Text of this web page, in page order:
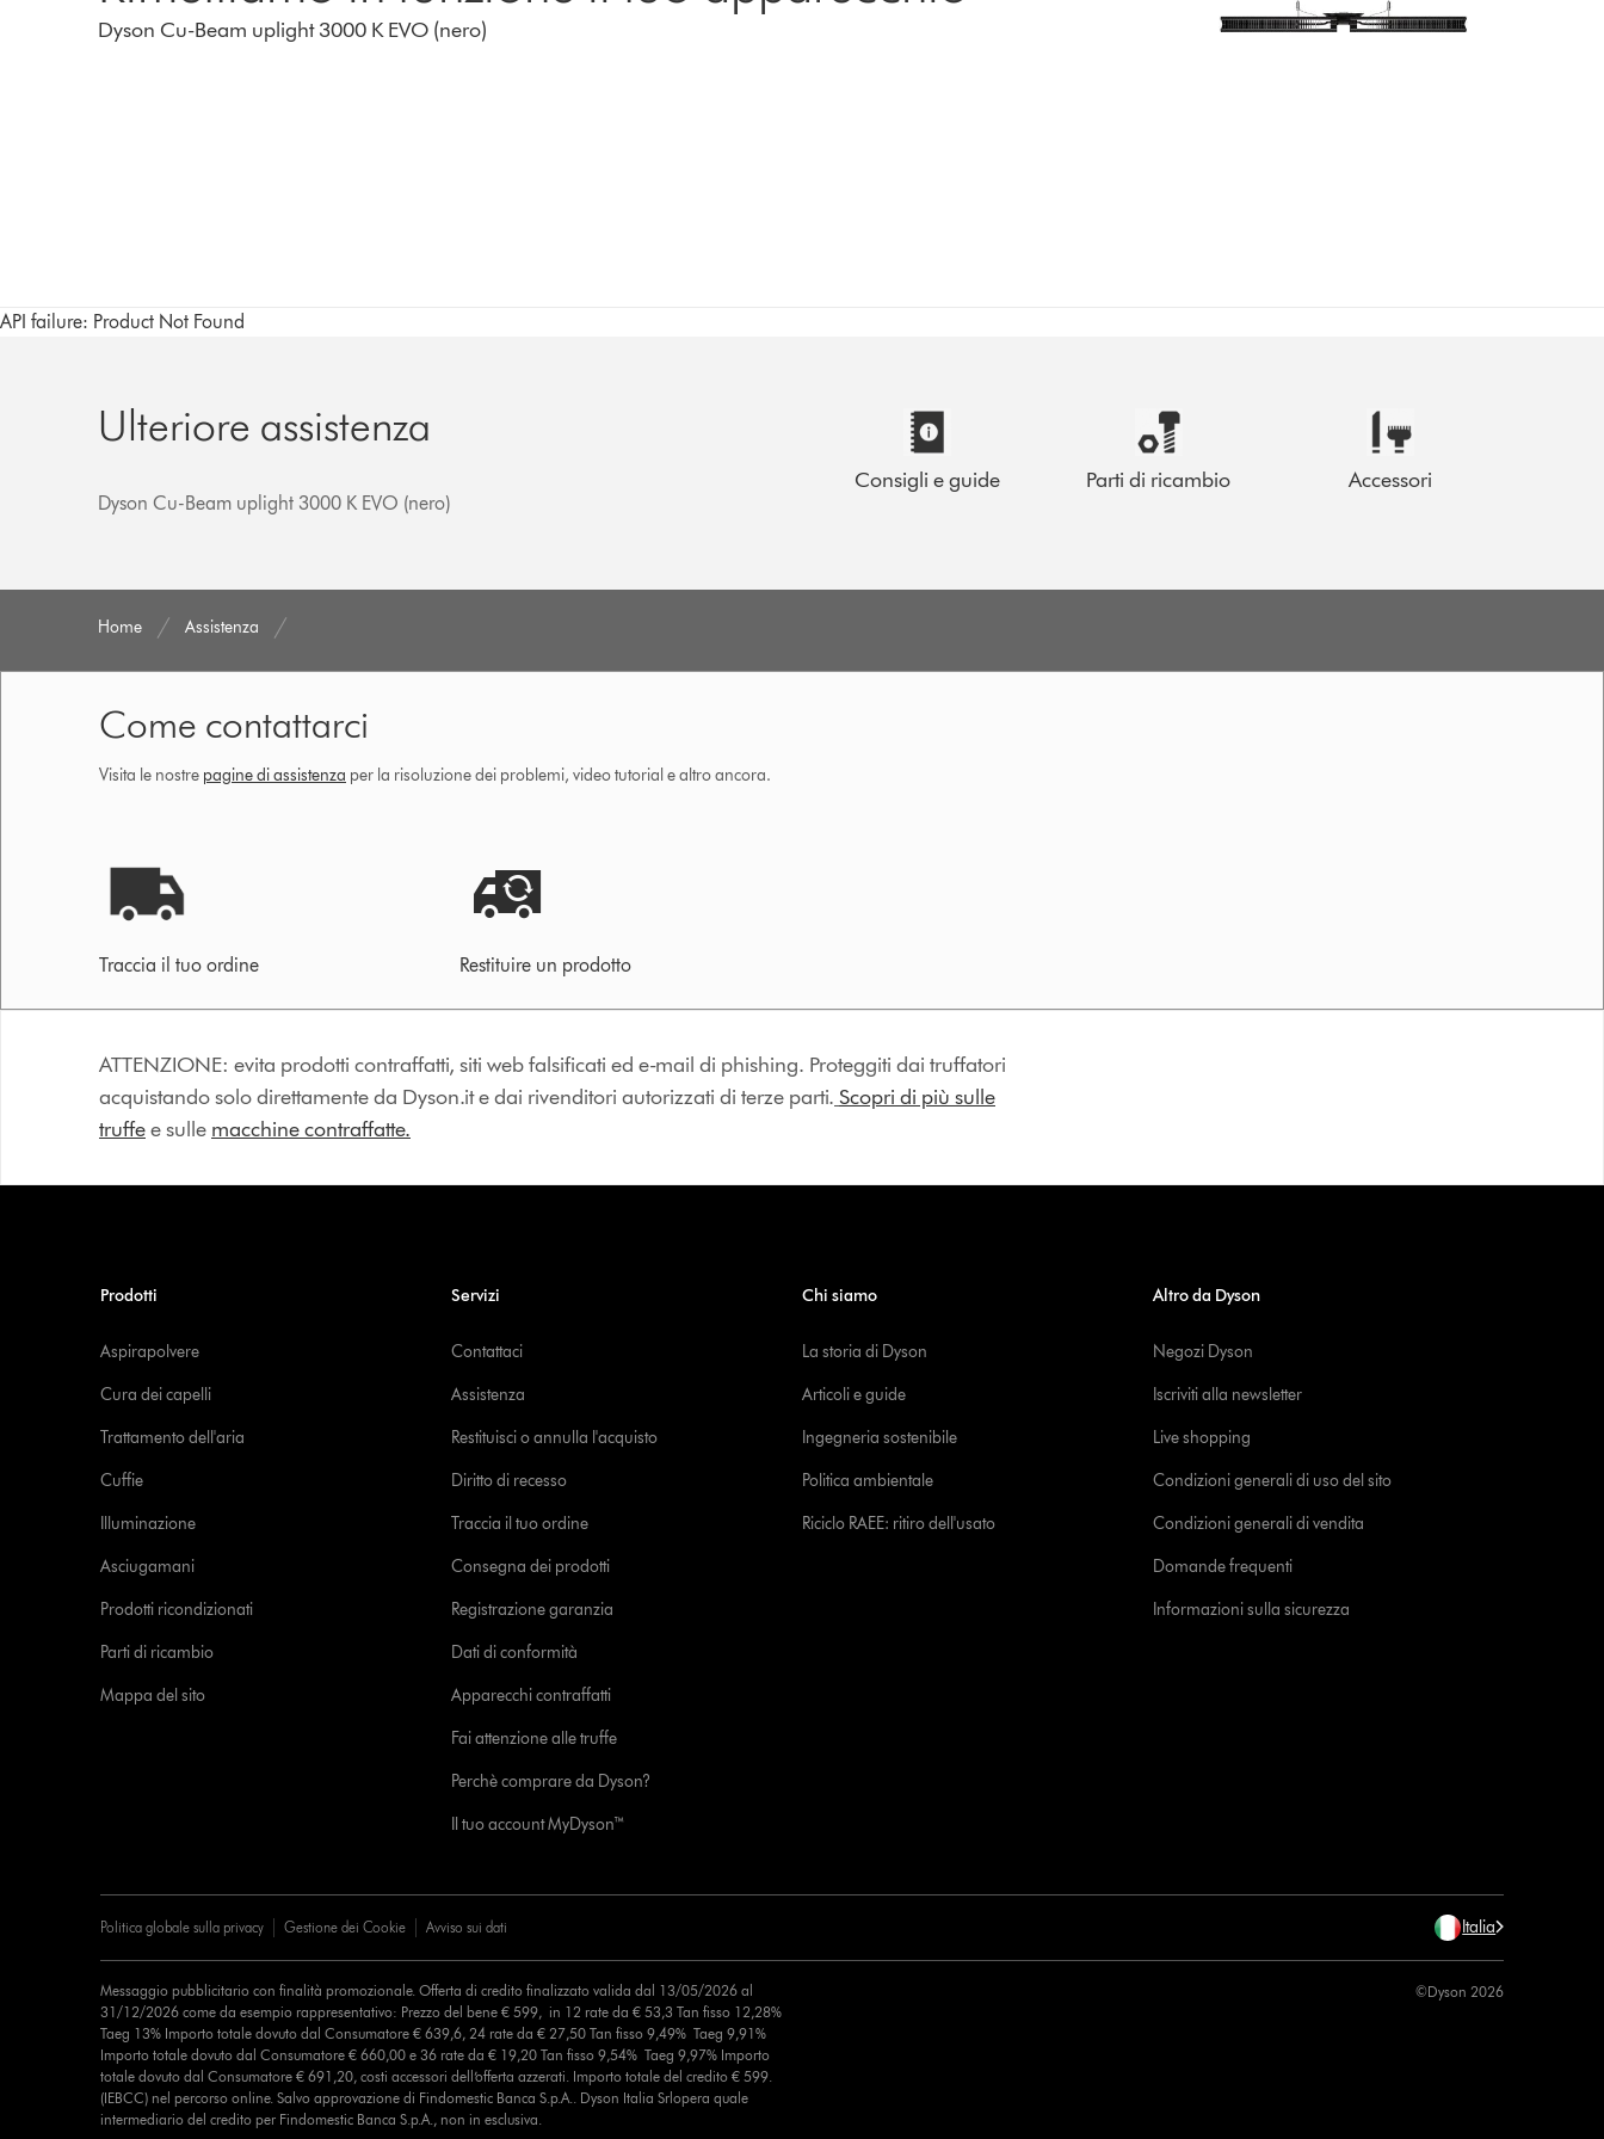
Dyson Cu-Beam uplight 3000 K EVO (nero)
API failure: Product Not Found
Ulteriore assistenza
Dyson Cu-Beam uplight 3000 K EVO (nero)
Consigli e guide Parti di ricambio Accessori
Home Assistenza
Come contattarci
Visita le nostre pagine di assistenza per la risoluzione dei problemi, video tutorial e altro ancora.
Traccia il tuo ordine Restituire un prodotto
ATTENZIONE: evita prodotti contraffatti, siti web falsificati ed e-mail di phishing. Proteggiti dai truffatori
acquistando solo direttamente da Dyson.it e dai rivenditori autorizzati di terze parti. Scopri di più sulle
truffee sulle macchine contraffatte.
Prodotti
Aspirapolvere
Cura dei capelli
Trattamento dell'aria
Cuffie
Illuminazione
Asciugamani
Prodotti ricondizionati
Parti di ricambio
Mappa del sito
Servizi
Contattaci
Assistenza
Restituisci o annulla l'acquisto
Diritto di recesso
Traccia il tuo ordine
Consegna dei prodotti
Registrazione garanzia
Dati di conformità
Apparecchi contraffatti
Fai attenzione alle truffe
Perchè comprare da Dyson?
Il tuo account MyDyson™
Chi siamo
La storia di Dyson
Articoli e guide
Ingegneria sostenibile
Politica ambientale
Riciclo RAEE: ritiro dell'usato
Altro da Dyson
Negozi Dyson
Iscriviti alla newsletter
Live shopping
Condizioni generali di uso del sito
Condizioni generali di vendita
Domande frequenti
Informazioni sulla sicurezza
Politica globale sulla privacy Gestione dei Cookie Avviso sui dati Italia
Messaggio pubblicitario con finalità promozionale. Offerta di credito finalizzato valida dal 13/05/2026 al
31/12/2026 come da esempio rappresentativo: Prezzo del bene € 599, in 12 rate da € 53,3 Tan fisso 12,28%
Taeg 13% Importo totale dovuto dal Consumatore € 639,6, 24 rate da € 27,50 Tan fisso 9,49% Taeg 9,91%
Importo totale dovuto dal Consumatore € 660,00 e 36 rate da € 19,20 Tan fisso 9,54% Taeg 9,97% Importo
totale dovuto dal Consumatore € 691,20, costi accessori dell’offerta azzerati. Importo totale del credito € 599.
(IEBCC) nel percorso online. Salvo approvazione di Findomestic Banca S.p.A.. Dyson Italia Srlopera quale
intermediario del credito per Findomestic Banca S.p.A., non in esclusiva.
©Dyson 2026